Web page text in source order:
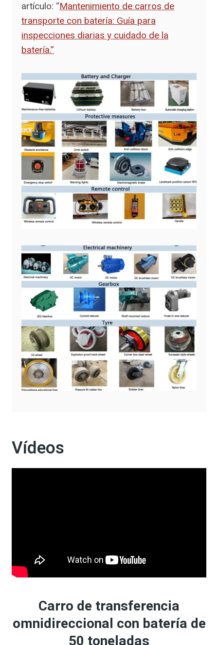
artículo: “Mantenimiento de carros de
transporte con batería: Guía para
inspecciones diarias y cuidado de la
batería.”
Vídeos
Carro de transferencia
omnidireccional con batería de